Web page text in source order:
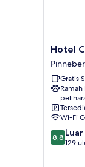
Hotel
Cap
Polonio
Hotel
Gratis
Wi-Fi
8.8
dari
8,8 Luar
129